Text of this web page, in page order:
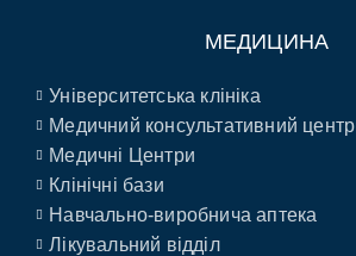
МЕДИЦИНА
Університетська клініка
Медичний консультативний центр
Медичні Центри
Клінічні бази
Навчально-виробнича аптека
Лікувальний відділ